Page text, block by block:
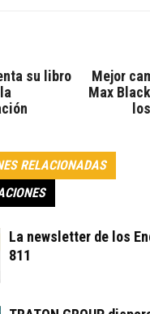
su libro
Mejor
Max
RELACIONADAS
La newsletter de los
811